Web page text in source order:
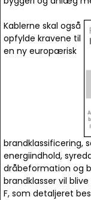
Kablerne skal også
opfylde kravene til
en ny europærisk
energiindhold,
dråbeformation og
brandklasser vil
F, som detaljeret